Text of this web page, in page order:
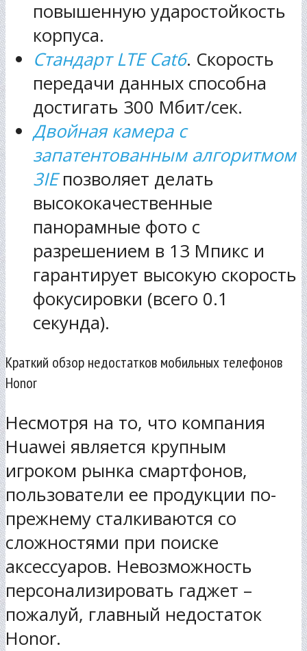
повышенную ударостойкость
корпуса.
СтандартLTE Cat6. Скорость
передачи данных способна
достигать 300 Мбит/сек.
Двойная камера с
запатентованным алгоритмом
3IEпозволяет делать
высококачественные
панорамные фото с
разрешением в 13 Мпикс и
гарантирует высокую скорость
фокусировки (всего 0.1
секунда).
Краткий обзор недостатков мобильных телефонов
Honor
Несмотря на то, что компания
Huawei является крупным
игроком рынка смартфонов,
пользователи ее продукции по-
прежнему сталкиваются со
сложностями при поиске
аксессуаров. Невозможность
персонализировать гаджет –
пожалуй, главный недостаток
Honor.